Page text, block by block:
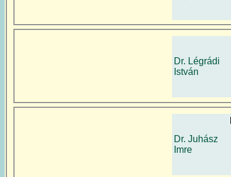
Dr. Légrádi
István
Dr. Juhász
Imre